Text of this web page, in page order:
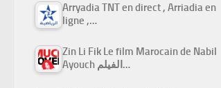
Arryadia TNT en direct , Arriadia en
ligne ,…
Zin Li Fik Le film Marocain de Nabil
Ayouch الفيلم…